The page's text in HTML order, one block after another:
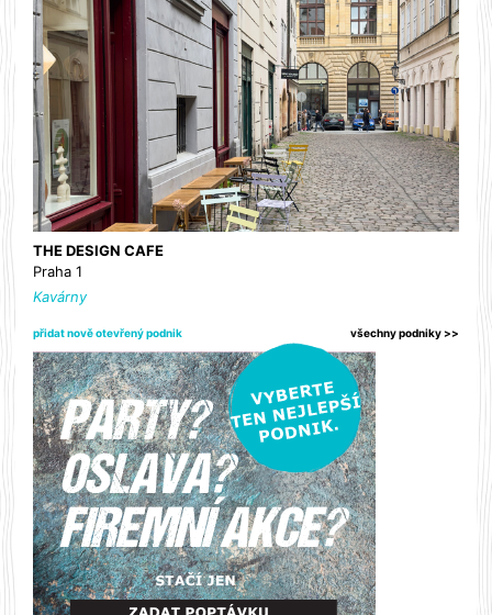
THE DESIGN CAFE
Praha 1
Kavárny
přidat nově otevřený podnik všechny podniky >>